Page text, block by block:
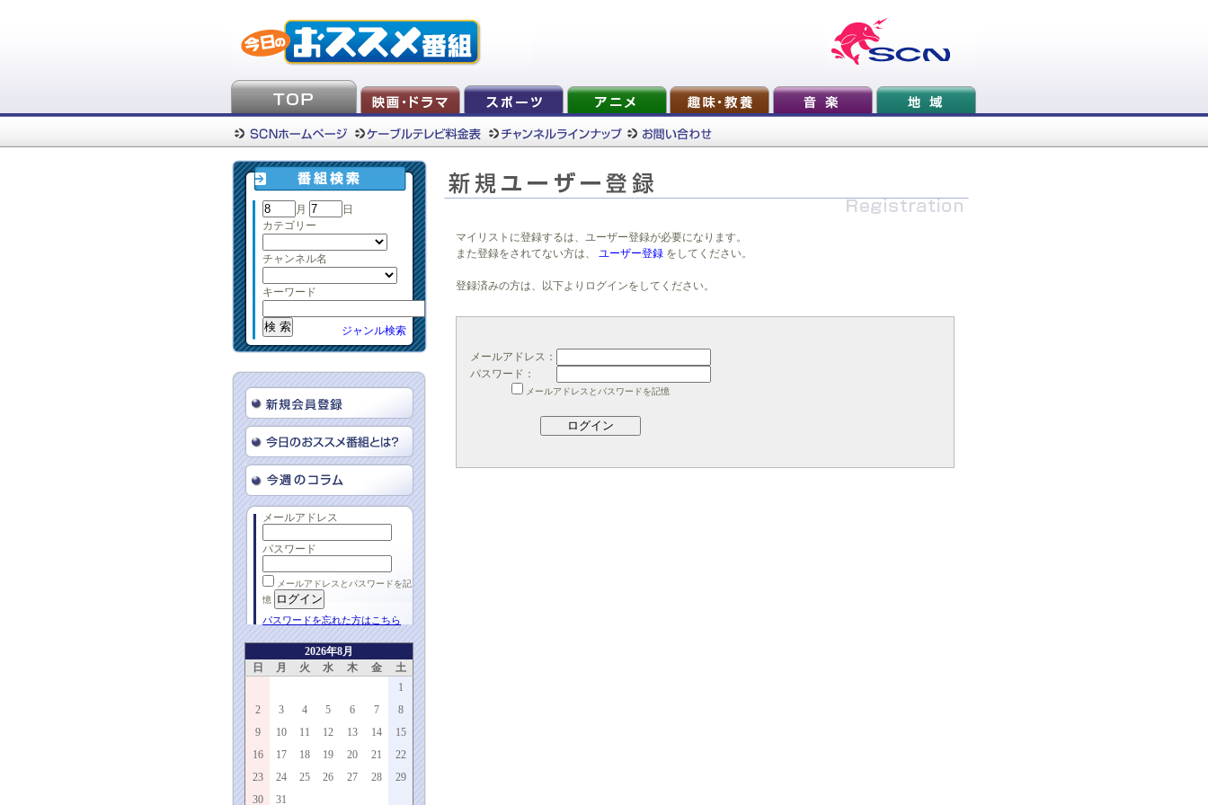
月
日
カテゴリー
チャンネル名
キーワード
ジャンル検索
メールアドレス
パスワード
メールアドレスとパスワードを記
憶
パスワードを忘れた方はこちら
2026年8月
日
月 火 水 木 金
土
1
2
3 4 5 6 7
8
9
10 11 12 13 14
15
16
17 18 19 20 21
22
23
24 25 26 27 28
29
30
31
マイリストに登録するは、ユーザー登録が必要になります。
また登録をされてない方は、
ユーザー登録 をしてください。
登録済みの方は、以下よりログインをしてください。
メールアドレス：
パスワード：
メールアドレスとパスワードを記憶